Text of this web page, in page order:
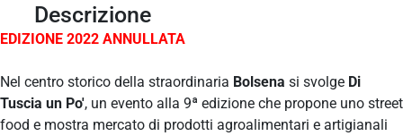
Descrizione
EDIZIONE 2022 ANNULLATA
Nel centro storico della straordinaria Bolsena si svolge Di
Tuscia un Po', un evento alla 9ª edizione che propone uno street
food e mostra mercato di prodotti agroalimentari e artigianali